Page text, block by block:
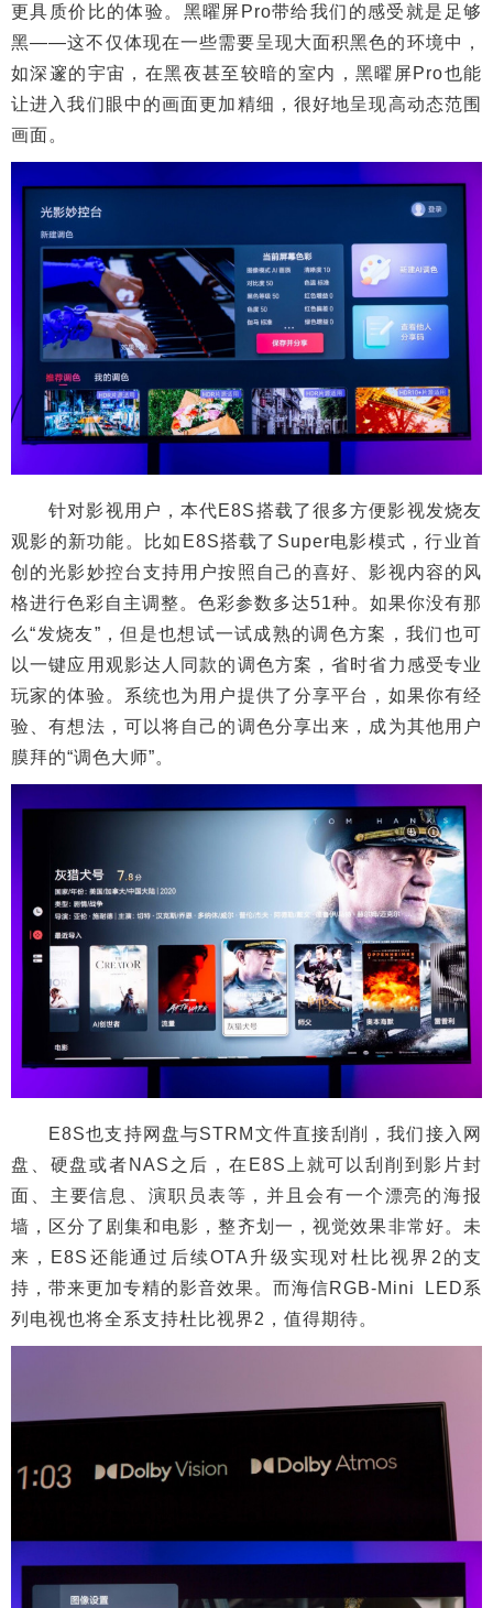
更具质价比的体验。黑曜屏Pro带给我们的感受就是足够
黑——这不仅体现在一些需要呈现大面积黑色的环境中，
如深邃的宇宙，在黑夜甚至较暗的室内，黑曜屏Pro也能
让进入我们眼中的画面更加精细，很好地呈现高动态范围
画面。
针对影视用户，本代E8S搭载了很多方便影视发烧友
观影的新功能。比如E8S搭载了Super电影模式，行业首
创的光影妙控台支持用户按照自己的喜好、影视内容的风
格进行色彩自主调整。色彩参数多达51种。如果你没有那
么“发烧友”，但是也想试一试成熟的调色方案，我们也可
以一键应用观影达人同款的调色方案，省时省力感受专业
玩家的体验。系统也为用户提供了分享平台，如果你有经
验、有想法，可以将自己的调色分享出来，成为其他用户
膜拜的“调色大师”。
E8S也支持网盘与STRM文件直接刮削，我们接入网
盘、硬盘或者NAS之后，在E8S上就可以刮削到影片封
面、主要信息、演职员表等，并且会有一个漂亮的海报
墙，区分了剧集和电影，整齐划一，视觉效果非常好。未
来，E8S还能通过后续OTA升级实现对杜比视界2的支
持，带来更加专精的影音效果。而海信RGB-Mini LED系
列电视也将全系支持杜比视界2，值得期待。